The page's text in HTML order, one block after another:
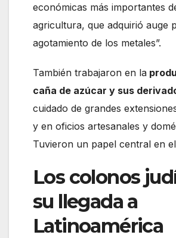
económicas más importantes
agricultura, que adquirió auge
agotamiento de los metales”.
También trabajaron en la
caña de azúcar y sus
cuidado de grandes
y en oficios artesanales y
Tuvieron un papel central en
Los colonos
su llegada a
Latinoamérica